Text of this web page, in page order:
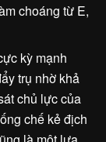
choáng từ E,
kỳ mạnh
trụ nhờ khả
chủ lực của
chế kẻ địch